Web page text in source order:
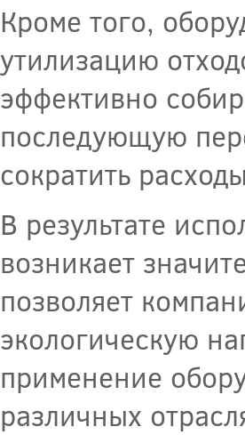
Кроме того,
утилизацию
эффективно
последующую
сократить
В результате
возникает
позволяет
экологическую
применение
различных